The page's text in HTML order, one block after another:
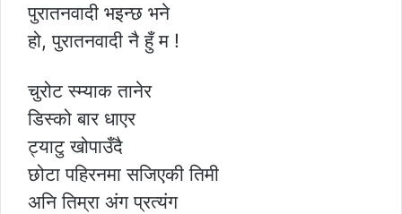
पुरातनवादी भइन्छ भने
हो, पुरातनवादी नै हुँ म !
चुरोट स्म्याक तानेर
डिस्को बार धाएर
ट्याटु खोपाउँदै
छोटा पहिरनमा सजिएकी तिमी
अनि तिम्रा अंग प्रत्यंग